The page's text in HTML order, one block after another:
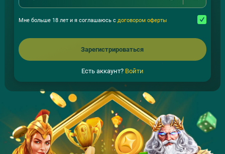
Мне больше 18 лет и я соглашаюсь с договором оферты
Зарегистрироваться
Есть аккаунт? Войти